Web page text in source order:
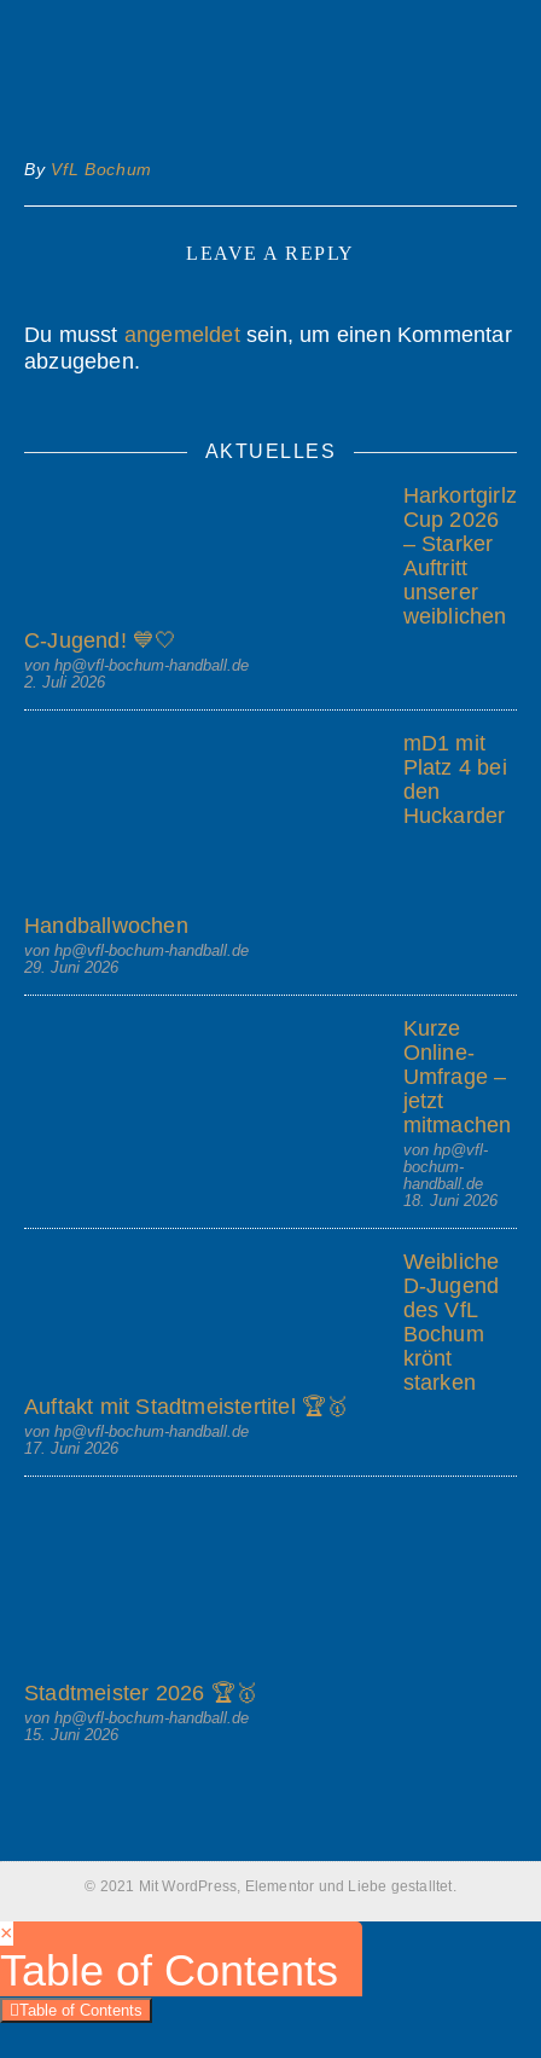
By VfL Bochum
LEAVE A REPLY
Du musst angemeldetsein, um einen Kommentar
abzugeben.
AKTUELLES
Harkortgirlz
Cup 2026
– Starker
Auftritt
unserer
weiblichen
C-Jugend! 💙🤍
von hp@vfl-bochum-handball.de
2. Juli 2026
mD1 mit
Platz 4 bei
den
Huckarder
Handballwochen
von hp@vfl-bochum-handball.de
29. Juni 2026
Kurze
Online-
Umfrage –
jetzt
mitmachen
von hp@vfl-
bochum-
handball.de
18. Juni 2026
Weibliche
D-Jugend
des VfL
Bochum
krönt
starken
Auftakt mit Stadtmeistertitel 🏆🥇
von hp@vfl-bochum-handball.de
17. Juni 2026
Stadtmeister 2026 🏆🥇
von hp@vfl-bochum-handball.de
15. Juni 2026
© 2021 Mit WordPress, Elementor und Liebe gestalltet.
×
Table of Contents
Table of Contents